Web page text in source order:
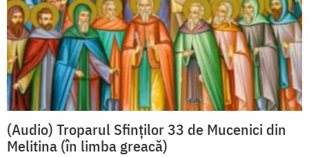
(Audio) Troparul Sfinților 33 de Mucenici din
Melitina (în limba greacă)